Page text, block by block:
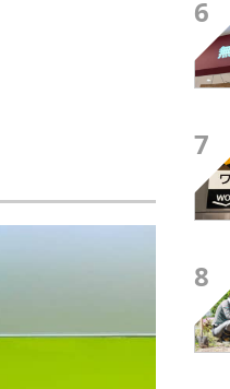
6
7
8